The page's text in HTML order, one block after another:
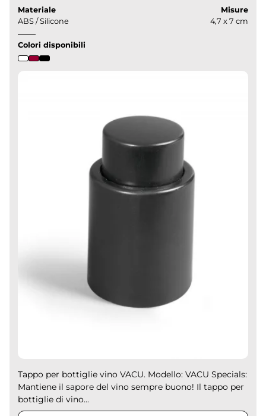
Materiale
ABS / Silicone
Misure
4,7 x 7 cm
Colori disponibili
Tappo per bottiglie vino VACU. Modello: VACU Specials:
Mantiene il sapore del vino sempre buono! Il tappo per
bottiglie di vino...